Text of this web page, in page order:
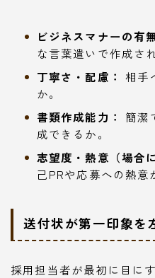
ビジネスマナーの有
な言葉遣いで作成さ
丁寧さ・配慮： 相手
か。
書類作成能力：
簡潔
成できるか。
志望度・熱意（場合
己PRや応募への熱意
送付状が第一印象を
採用担当者が最初に目に